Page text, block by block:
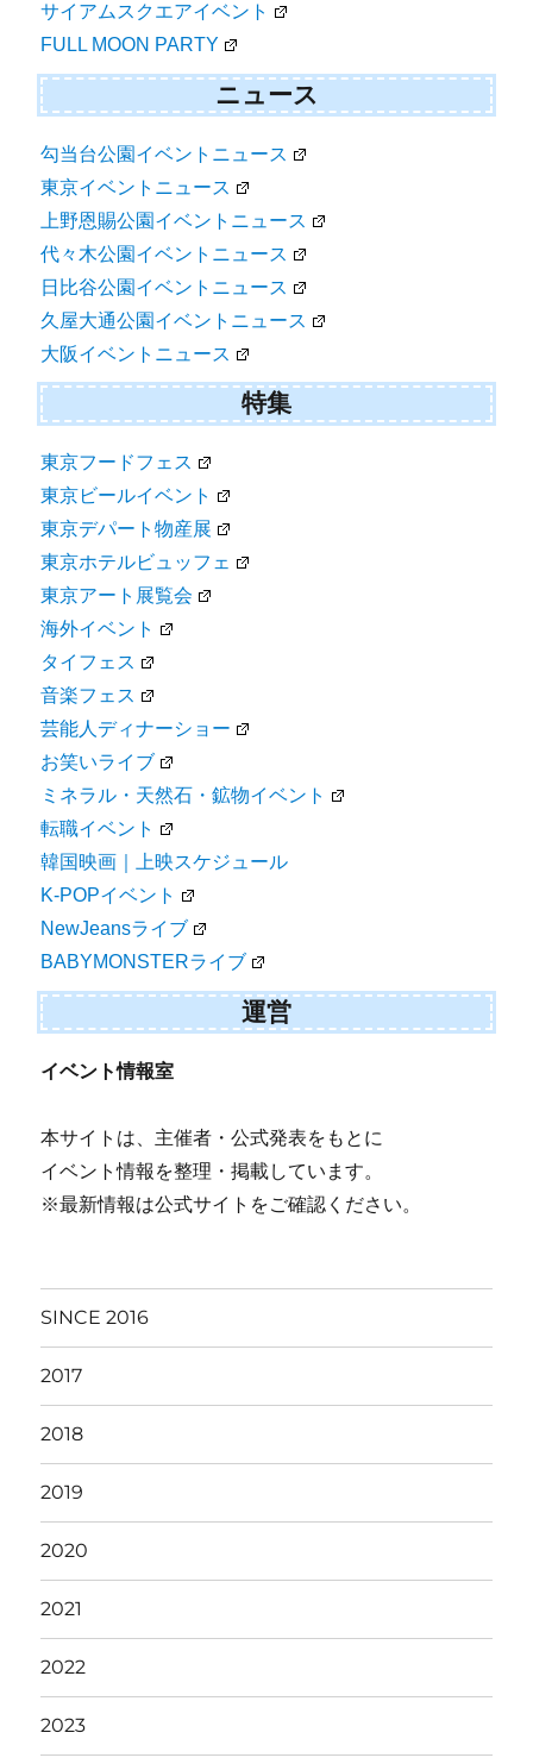
サイアムスクエアイベント
FULL MOON PARTY
ニュース
勾当台公園イベントニュース
東京イベントニュース
上野恩賜公園イベントニュース
代々木公園イベントニュース
日比谷公園イベントニュース
久屋大通公園イベントニュース
大阪イベントニュース
特集
東京フードフェス
東京ビールイベント
東京デパート物産展
東京ホテルビュッフェ
東京アート展覧会
海外イベント
タイフェス
音楽フェス
芸能人ディナーショー
お笑いライブ
ミネラル・天然石・鉱物イベント
転職イベント
韓国映画｜上映スケジュール
K-POPイベント
NewJeansライブ
BABYMONSTERライブ
運営
イベント情報室
本サイトは、主催者・公式発表をもとに
イベント情報を整理・掲載しています。
※最新情報は公式サイトをご確認ください。
SINCE 2016
2017
2018
2019
2020
2021
2022
2023